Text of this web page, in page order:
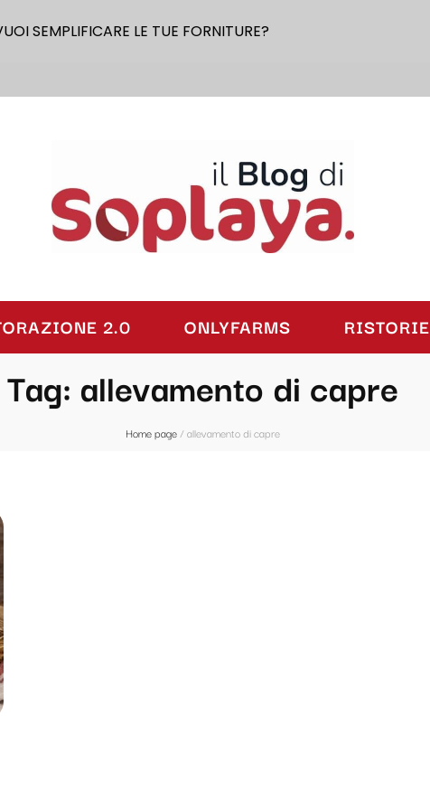
2.0 ONLYFARMS RISTORIE
Tag: allevamento di capre
Home page/allevamento di capre
SEMPLIFICARE LE TUE FORNITURE?